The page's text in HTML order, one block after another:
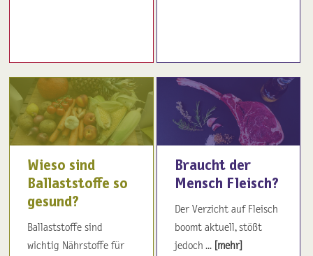
Wieso sind
Ballaststoffe so
gesund?
Ballaststoffe sind
wichtig Nährstoffe für
Braucht der
Mensch Fleisch?
Der Verzicht auf Fleisch
boomt aktuell, stößt
jedoch ... [mehr]